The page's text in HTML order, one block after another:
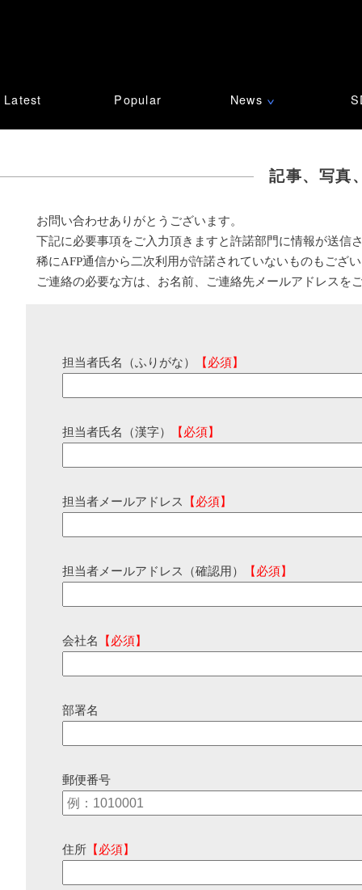
Latest Popular News ∨
記事、写真
お問い合わせありがとうございます。
下記に必要事項をご入力頂きますと許諾部門に情報が送信
稀にAFP通信から二次利用が許諾されていないものもござ
ご連絡の必要な方は、お名前、ご連絡先メールアドレスを
担当者氏名（ふりがな） 【必須】
担当者氏名（漢字） 【必須】
担当者メールアドレス 【必須】
担当者メールアドレス（確認用） 【必須】
会社名 【必須】
部署名
郵便番号
住所 【必須】